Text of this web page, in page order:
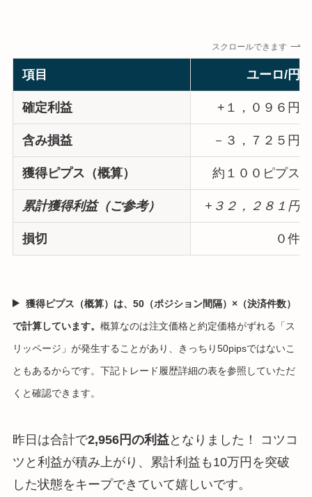
スクロールできます
項目 ユーロ/円
確定利益 +１，０９６円
含み損益 －３，７２５円
獲得ピプス（概算） 約１００ピプス
累計獲得利益（ご参考） +３２，２８１円
損切 ０件
獲得ピプス（概算）は、50（ポジション間隔）×（決済件数）
で計算しています。 概算なのは注文価格と約定価格がずれる「ス
リッページ」が発生することがあり、きっちり50pipsではないこ
ともあるからです。下記トレード履歴詳細の表を参照していただ
くと確認できます。
昨日は合計で2,956円の利益となりました！ コツコ
ツと利益が積み上がり、累計利益も10万円を突破
した状態をキープできていて嬉しいです。